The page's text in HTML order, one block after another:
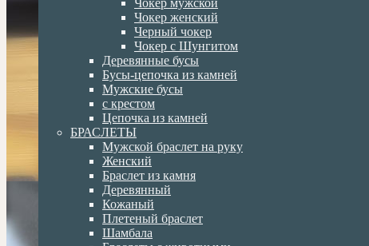
Чокер мужской
Чокер женский
Черный чокер
Чокер с Шунгитом
Деревянные бусы
Бусы-цепочка из камней
Мужские бусы
с крестом
Цепочка из камней
БРАСЛЕТЫ
Мужской браслет на руку
Женский
Браслет из камня
Деревянный
Кожаный
Плетеный браслет
Шамбала